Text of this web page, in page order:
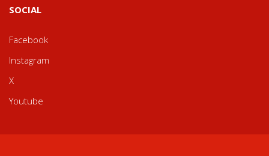
SOCIAL
Facebook
Instagram
X
Youtube